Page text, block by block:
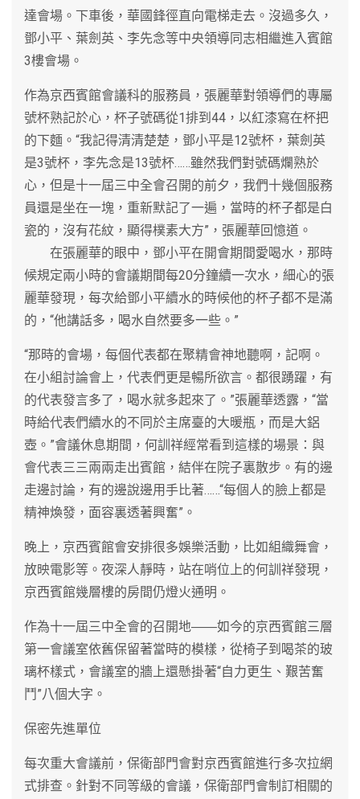
達會場。下車後，華國鋒徑直向電梯走去。沒過多久，
鄧小平、葉劍英、李先念等中央領導同志相繼進入賓館
3樓會場。
作為京西賓館會議科的服務員，張麗華對領導們的專屬
號杯熟記於心，杯子號碼從1排到44，以紅漆寫在杯把
的下麵。“我記得清清楚楚，鄧小平是12號杯，葉劍英
是3號杯，李先念是13號杯……雖然我們對號碼爛熟於
心，但是十一屆三中全會召開的前夕，我們十幾個服務
員還是坐在一塊，重新默記了一遍，當時的杯子都是白
瓷的，沒有花紋，顯得樸素大方”，張麗華回憶道。
在張麗華的眼中，鄧小平在開會期間愛喝水，那時
候規定兩小時的會議期間每20分鐘續一次水，細心的張
麗華發現，每次給鄧小平續水的時候他的杯子都不是滿
的，“他講話多，喝水自然要多一些。”
“那時的會場，每個代表都在聚精會神地聽啊，記啊。
在小組討論會上，代表們更是暢所欲言。都很踴躍，有
的代表發言多了，喝水就多起來了。”張麗華透露，“當
時給代表們續水的不同於主席臺的大暖瓶，而是大鋁
壺。”會議休息期間，何訓祥經常看到這樣的場景：與
會代表三三兩兩走出賓館，結伴在院子裏散步。有的邊
走邊討論，有的邊說邊用手比著……“每個人的臉上都是
精神煥發，面容裏透著興奮”。
晚上，京西賓館會安排很多娛樂活動，比如組織舞會，
放映電影等。夜深人靜時，站在哨位上的何訓祥發現，
京西賓館幾層樓的房間仍燈火通明。
作為十一屆三中全會的召開地――如今的京西賓館三層
第一會議室依舊保留著當時的模樣，從椅子到喝茶的玻
璃杯樣式，會議室的牆上還懸掛著“自力更生、艱苦奮
鬥”八個大字。
保密先進單位
每次重大會議前，保衛部門會對京西賓館進行多次拉網
式排查。針對不同等級的會議，保衛部門會制訂相關的